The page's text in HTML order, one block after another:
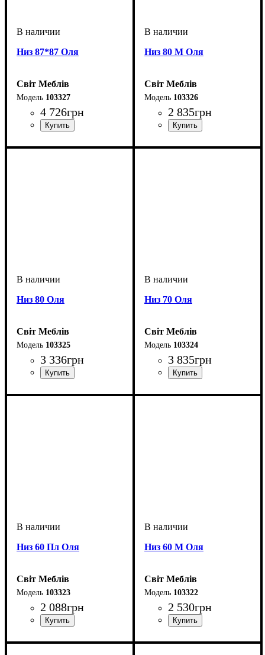
Низ 87*87 Оля
Світ Меблів
103327
4 726грн
Низ 80 М Оля
Світ Меблів
103326
2 835грн
Низ 80 Оля
Світ Меблів
103325
3 336грн
Низ 70 Оля
Світ Меблів
103324
3 835грн
Низ 60 Пл Оля
Світ Меблів
103323
2 088грн
Низ 60 М Оля
Світ Меблів
103322
2 530грн